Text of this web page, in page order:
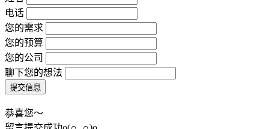
电话
您的需求
您的预算
您的公司
聊下您的想法
恭喜您～